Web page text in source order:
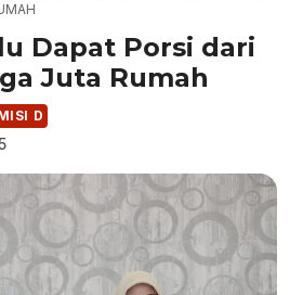
Dapat Porsi dari
Juta Rumah
D